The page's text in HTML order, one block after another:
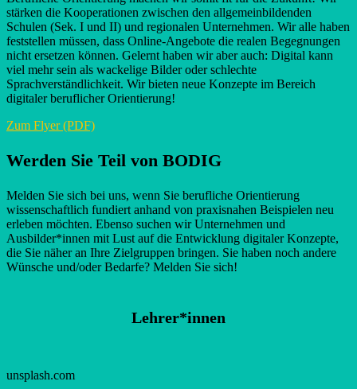
stärken die Kooperationen zwischen den allgemeinbildenden
Schulen (Sek. I und II) und regionalen Unternehmen. Wir alle haben
feststellen müssen, dass Online-Angebote die realen Begegnungen
nicht ersetzen können. Gelernt haben wir aber auch: Digital kann
viel mehr sein als wackelige Bilder oder schlechte
Sprachverständlichkeit. Wir bieten neue Konzepte im Bereich
digitaler beruflicher Orientierung!
Zum Flyer (PDF)
Werden Sie Teil von BODIG
Melden Sie sich bei uns, wenn Sie berufliche Orientierung
wissenschaftlich fundiert anhand von praxisnahen Beispielen neu
erleben möchten. Ebenso suchen wir Unternehmen und
Ausbilder*innen mit Lust auf die Entwicklung digitaler Konzepte,
die Sie näher an Ihre Zielgruppen bringen. Sie haben noch andere
Wünsche und/oder Bedarfe? Melden Sie sich!
Lehrer*innen
unsplash.com